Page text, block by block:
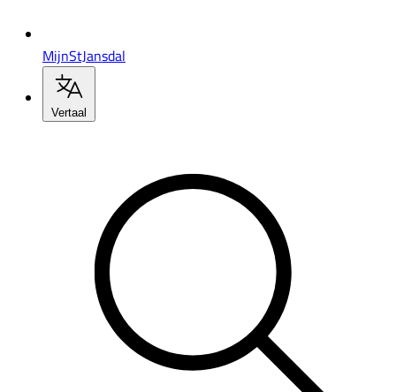
MijnStJansdal
Vertaal